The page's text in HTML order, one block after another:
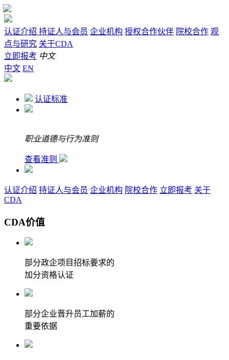
认证介绍 持证人与会员 企业机构 授权合作伙伴 院校合作 观
点与研究 关于CDA
立即报考 中文
中文 EN
认证标准
职业道德与行为准则
查看准则
认证介绍 持证人与会员 企业机构 院校合作 立即报考 关于
CDA
CDA价值
部分政企项目招标要求的
加分资格认证
部分企业晋升员工加薪的
重要依据